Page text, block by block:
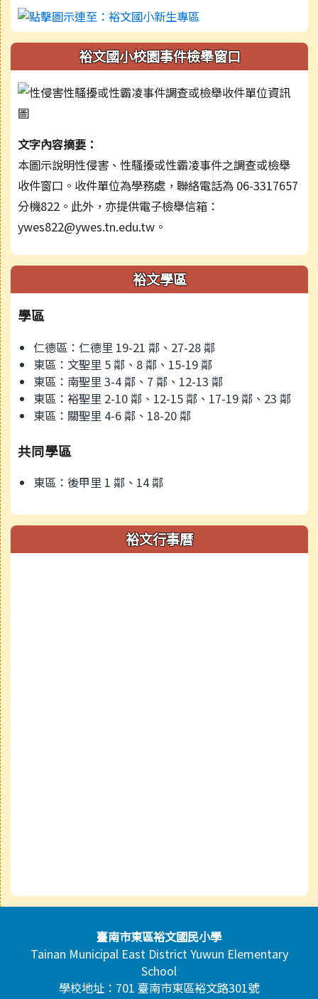
裕文國小校園事件檢舉窗口
文字內容摘要：
本圖示說明性侵害、性騷擾或性霸凌事件之調查或檢舉
收件窗口。收件單位為學務處，聯絡電話為 06-3317657
分機822。此外，亦提供電子檢舉信箱：
ywes822@ywes.tn.edu.tw。
裕文學區
學區
仁德區：仁德里 19-21 鄰、27-28 鄰
東區：文聖里 5 鄰、8 鄰、15-19 鄰
東區：南聖里 3-4 鄰、7 鄰、12-13 鄰
東區：裕聖里 2-10 鄰、12-15 鄰、17-19 鄰、23 鄰
東區：關聖里 4-6 鄰、18-20 鄰
共同學區
東區：後甲里 1 鄰、14 鄰
裕文行事曆
頁尾區域內容臺南市東區裕文國民小學
Tainan Municipal East District Yuwun Elementary
School
學校地址：701 臺南市東區裕文路301號